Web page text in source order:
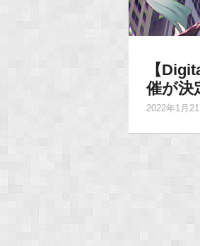
【
催が決
2022年1月